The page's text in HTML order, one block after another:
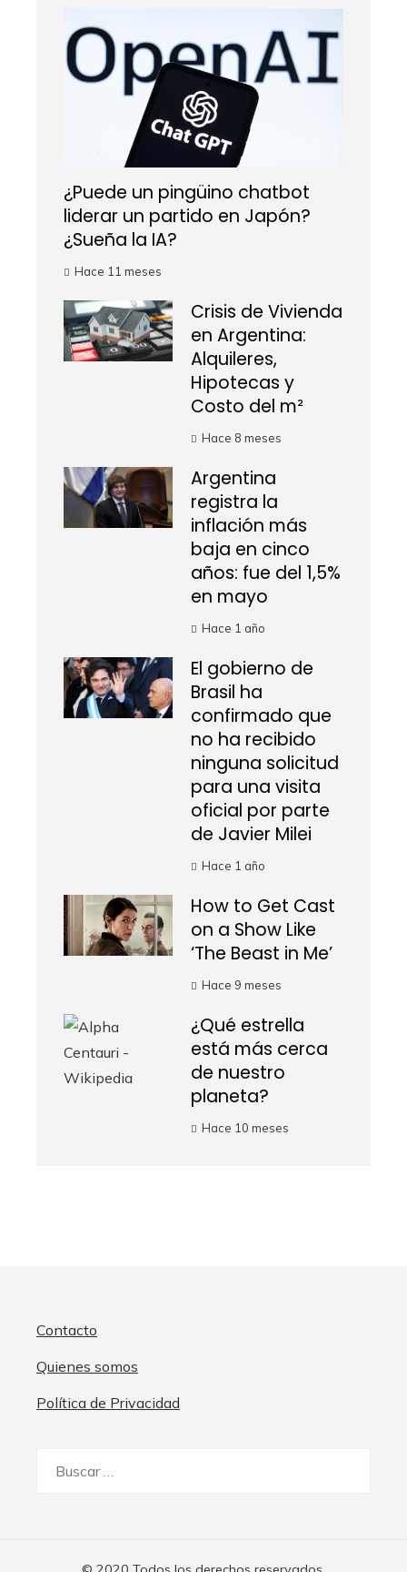
¿Puede un pingüino chatbot
liderar un partido en Japón?
¿Sueña la IA?
Hace 11 meses
Crisis de Vivienda
en Argentina:
Alquileres,
Hipotecas y
Costo del m²
Hace 8 meses
Argentina
registra la
inflación más
baja en cinco
años: fue del 1,5%
en mayo
Hace 1 año
El gobierno de
Brasil ha
confirmado que
no ha recibido
ninguna solicitud
para una visita
oficial por parte
de Javier Milei
Hace 1 año
How to Get Cast
on a Show Like
‘The Beast in Me’
Hace 9 meses
¿Qué estrella
está más cerca
de nuestro
planeta?
Hace 10 meses
Contacto
Quienes somos
Política de Privacidad